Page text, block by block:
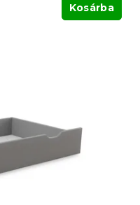
Kosárba